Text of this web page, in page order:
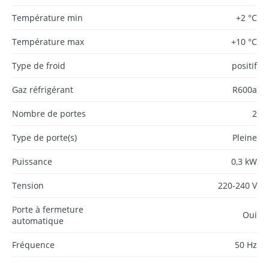
Température min +2 °C
Température max +10 °C
Type de froid positif
Gaz réfrigérant R600a
Nombre de portes 2
Type de porte(s) Pleine
Puissance 0,3 kW
Tension 220-240 V
Porte à fermeture
automatique
Oui
Fréquence 50 Hz